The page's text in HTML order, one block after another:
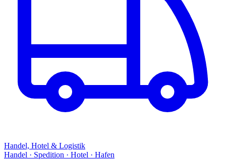
Handel, Hotel & Logistik
Handel · Spedition · Hotel · Hafen